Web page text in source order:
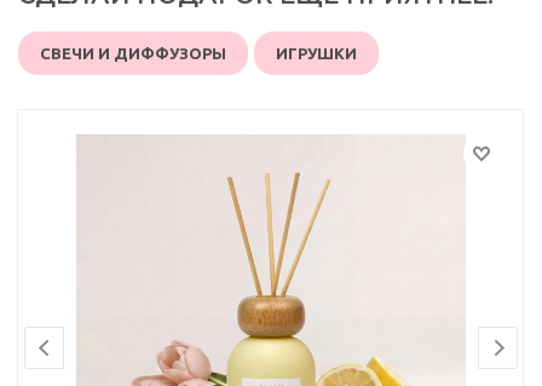
СВЕЧИ И ДИФФУЗОРЫ ИГРУШКИ